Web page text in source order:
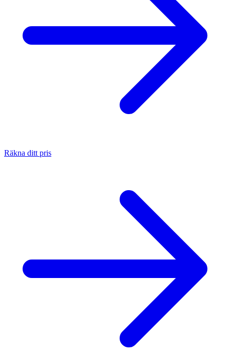
Räkna ditt pris